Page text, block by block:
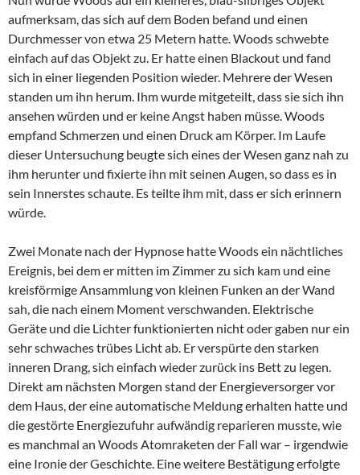
aufmerksam, das sich auf dem Boden befand und einen
Durchmesser von etwa 25 Metern hatte. Woods schwebte
einfach auf das Objekt zu. Er hatte einen Blackout und fand
sich in einer liegenden Position wieder. Mehrere der Wesen
standen um ihn herum. Ihm wurde mitgeteilt, dass sie sich ihn
ansehen würden und er keine Angst haben müsse. Woods
empfand Schmerzen und einen Druck am Körper. Im Laufe
dieser Untersuchung beugte sich eines der Wesen ganz nah zu
ihm herunter und fixierte ihn mit seinen Augen, so dass es in
sein Innerstes schaute. Es teilte ihm mit, dass er sich erinnern
würde.
Zwei Monate nach der Hypnose hatte Woods ein nächtliches
Ereignis, bei dem er mitten im Zimmer zu sich kam und eine
kreisförmige Ansammlung von kleinen Funken an der Wand
sah, die nach einem Moment verschwanden. Elektrische
Geräte und die Lichter funktionierten nicht oder gaben nur ein
sehr schwaches trübes Licht ab. Er verspürte den starken
inneren Drang, sich einfach wieder zurück ins Bett zu legen.
Direkt am nächsten Morgen stand der Energieversorger vor
dem Haus, der eine automatische Meldung erhalten hatte und
die gestörte Energiezufuhr aufwändig reparieren musste, wie
es manchmal an Woods Atomraketen der Fall war – irgendwie
eine Ironie der Geschichte. Eine weitere Bestätigung erfolgte